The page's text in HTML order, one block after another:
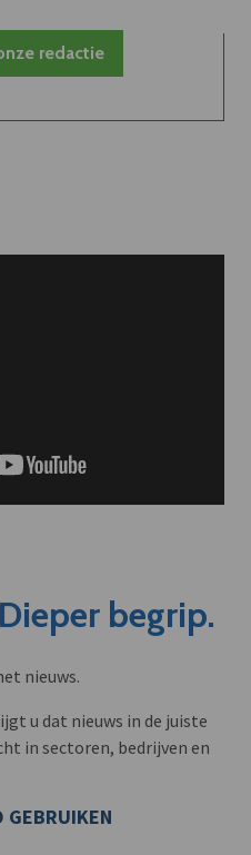
redactie
begrip.
nieuws.
u dat nieuws in de juiste
in sectoren, bedrijven en
GEBRUIKEN